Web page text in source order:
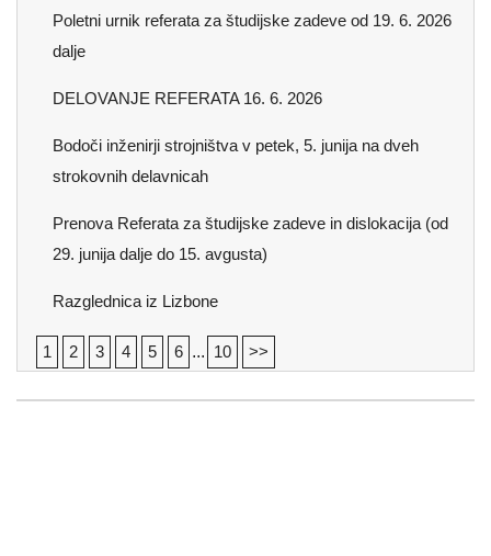
Poletni urnik referata za študijske zadeve od 19. 6. 2026
dalje
DELOVANJE REFERATA 16. 6. 2026
Bodoči inženirji strojništva v petek, 5. junija na dveh
strokovnih delavnicah
Prenova Referata za študijske zadeve in dislokacija (od
29. junija dalje do 15. avgusta)
Razglednica iz Lizbone
1 2 3 4 5 6 ... 10 >>